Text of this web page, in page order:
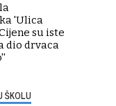
'Ulica
su iste
dio drvaca
ŠKOLU